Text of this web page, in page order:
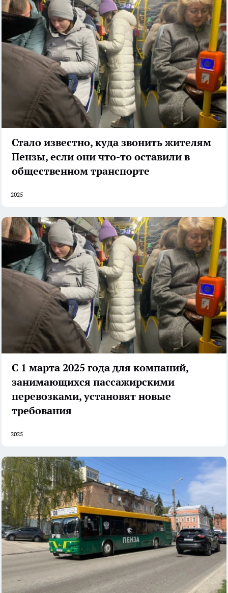
Стало известно, куда звонить жителям
Пензы, если они что-то оставили в
общественном транспорте
2025
С 1 марта 2025 года для компаний,
занимающихся пассажирскими
перевозками, установят новые
требования
2025